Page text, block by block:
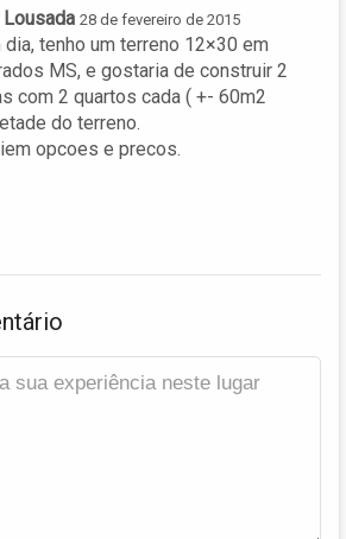
Lousada 28 de fevereiro de 2015
dia, tenho um terreno 12×30 em
MS, e gostaria de construir 2
com 2 quartos cada ( +- 60m2
do terreno.
opcoes e precos.